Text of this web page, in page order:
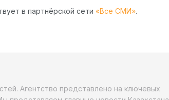
в партнёрской сети «Все СМИ».
Агентство представлено на ключевых